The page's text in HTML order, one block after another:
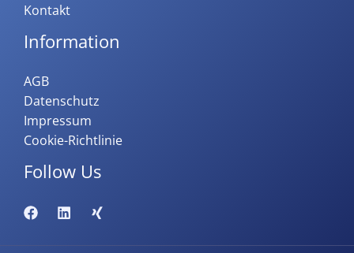
Kontakt
Information
AGB
Datenschutz
Impressum
Cookie-Richtlinie
Follow Us